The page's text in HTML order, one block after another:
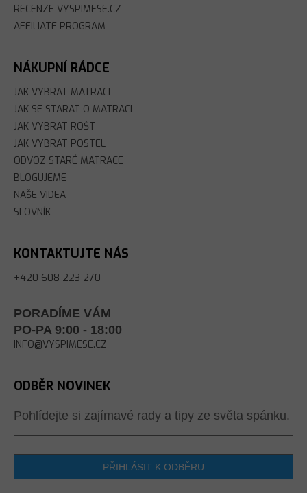
RECENZE VYSPIMESE.CZ
AFFILIATE PROGRAM
NÁKUPNÍ RÁDCE
JAK VYBRAT MATRACI
JAK SE STARAT O MATRACI
JAK VYBRAT ROŠT
JAK VYBRAT POSTEL
ODVOZ STARÉ MATRACE
BLOGUJEME
NAŠE VIDEA
SLOVNÍK
KONTAKTUJTE NÁS
+420 608 223 270
PORADÍME VÁM
PO-PA 9:00 - 18:00
INFO@VYSPIMESE.CZ
ODBĚR NOVINEK
Pohlídejte si zajímavé rady a tipy ze světa spánku.
PŘIHLÁSIT K ODBĚRU